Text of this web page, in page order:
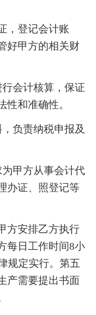
，登记会计账
好甲方的相关财
会计核算，保证
性和准确性。
负责纳税申报及
甲方从事会计代
办证、照登记等
方安排乙方执行
每日工作时间8小
规定实行。第五
产需要提出书面